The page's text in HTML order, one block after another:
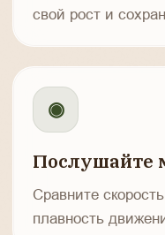
свой рост и
◉
Послушайте
Сравните
плавность